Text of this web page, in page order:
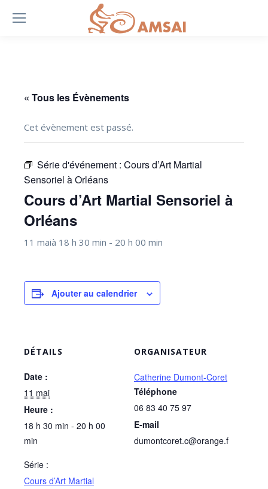
« Tous les Évènements
Cet évènement est passé.
Série d'événement : Cours d’Art Martial
Sensoriel à Orléans
Cours d’Art Martial Sensoriel à
Orléans
11 maià 18 h 30 min - 20 h 00 min
Ajouter au calendrier
DÉTAILS
Date :
11 mai
Heure :
18 h 30 min - 20 h 00
min
Série :
Cours d’Art Martial
ORGANISATEUR
Catherine Dumont-Coret
Téléphone
06 83 40 75 97
E-mail
dumontcoret.c@orange.f